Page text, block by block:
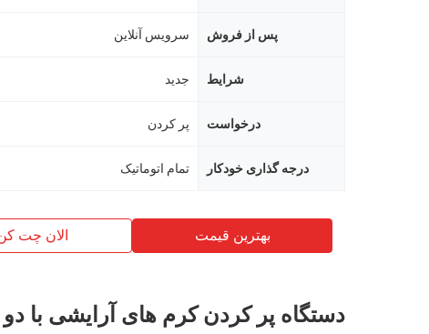
پس از فروش سرویس آنلاین
شرایط جدید
درخواست پر كردن
درجه گذاری خودکار تمام اتوماتیک
بهترین قیمت الان چت
دستگاه پر کردن کرم های آرایشی با